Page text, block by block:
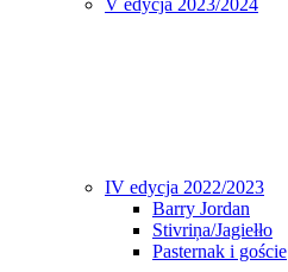
V edycja 2023/2024
IV edycja 2022/2023
Barry Jordan
Stivriņa/Jagiełło
Pasternak i goście